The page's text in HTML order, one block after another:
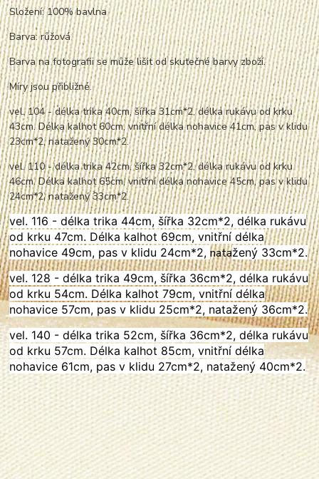
Složení: 100% bavlna
Barva: růžová
Barva na fotografii se může lišit od skutečné barvy zboží.
Míry jsou přibližné.
vel. 104 - délka trika 40cm, šířka 31cm*2, délka rukávu od krku
43cm. Délka kalhot 60cm, vnitřní délka nohavice 41cm, pas v klidu
23cm*2,natažený 30cm*2.
vel. 110 - délka trika 42cm, šířka 32cm*2, délka rukávu od krku
46cm. Délka kalhot 65cm, vnitřní délka nohavice 45cm, pas v klidu
24cm*2,natažený 33cm*2.
vel. 116 - délka trika 44cm, šířka 32cm*2, délka rukávu
od krku 47cm. Délka kalhot 69cm, vnitřní délka
nohavice 49cm, pas v klidu 24cm*2,natažený 33cm*2.
vel. 128 - délka trika 49cm, šířka 36cm*2, délka rukávu
od krku 54cm. Délka kalhot 79cm, vnitřní délka
nohavice 57cm, pas v klidu 25cm*2, natažený 36cm*2.
vel. 140 - délka trika 52cm, šířka 36cm*2, délka rukávu
od krku 57cm. Délka kalhot 85cm, vnitřní délka
nohavice 61cm, pas v klidu 27cm*2, natažený 40cm*2.